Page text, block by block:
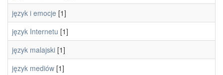
język i emocje [1]
język Internetu [1]
język malajski [1]
język mediów [1]